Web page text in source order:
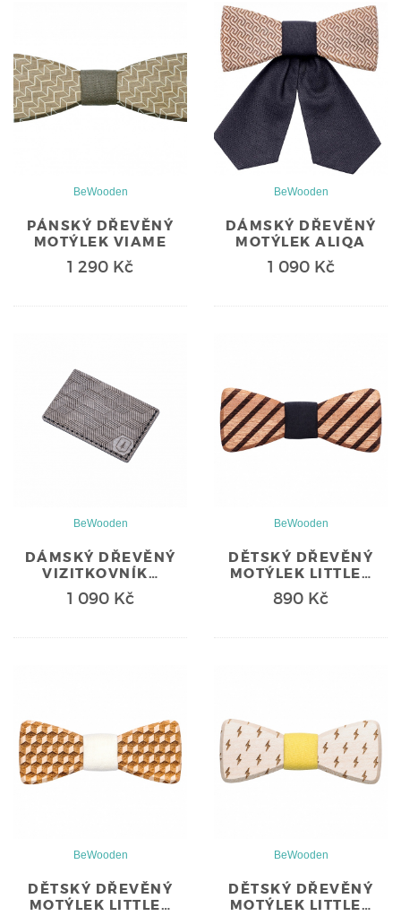
BeWooden
PÁNSKÝ DŘEVĚNÝ
MOTÝLEK VIAME
1 290 Kč
BeWooden
DÁMSKÝ DŘEVĚNÝ
MOTÝLEK ALIQA
1 090 Kč
BeWooden
DÁMSKÝ DŘEVĚNÝ
VIZITKOVNÍK…
1 090 Kč
BeWooden
DĚTSKÝ DŘEVĚNÝ
MOTÝLEK LITTLE…
890 Kč
BeWooden
DĚTSKÝ DŘEVĚNÝ
MOTÝLEK LITTLE…
BeWooden
DĚTSKÝ DŘEVĚNÝ
MOTÝLEK LITTLE…